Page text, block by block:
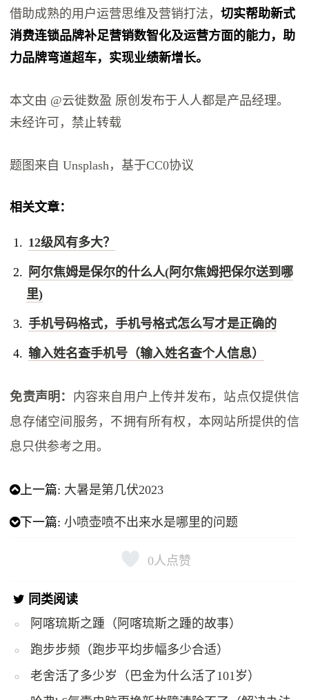
借助成熟的用户运营思维及营销打法，切实帮助新式
消费连锁品牌补足营销数智化及运营方面的能力，助
力品牌弯道超车，实现业绩新增长。
本文由 @云徙数盈 原创发布于人人都是产品经理。
未经许可，禁止转载
题图来自 Unsplash，基于CC0协议
相关文章：
12级风有多大？
阿尔焦姆是保尔的什么人(阿尔焦姆把保尔送到哪
里)
手机号码格式，手机号格式怎么写才是正确的
输入姓名查手机号（输入姓名查个人信息）
免责声明： 内容来自用户上传并发布，站点仅提供信
息存储空间服务，不拥有所有权，本网站所提供的信
息只供参考之用。
上一篇: 大暑是第几伏2023
下一篇:小喷壶喷不出来水是哪里的问题
0 人点赞
同类阅读
阿喀琉斯之踵（阿喀琉斯之踵的故事）
跑步步频（跑步平均步幅多少合适）
老舍活了多少岁（巴金为什么活了101岁）